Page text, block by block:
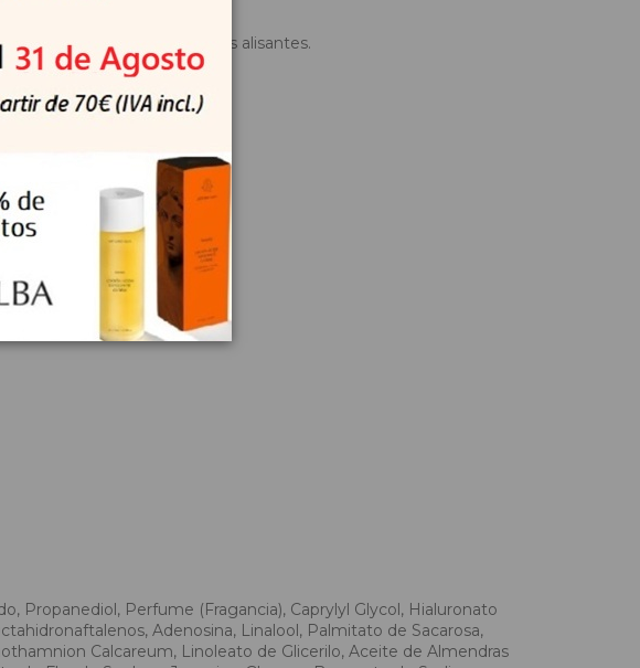
y aplica con movimientos alisantes.
Propanediol, Perfume (Fragancia), Caprylyl Glycol, Hialuronato
Adenosina, Linalool, Palmitato de Sacarosa,
Calcareum, Linoleato de Glicerilo, Aceite de Almendras